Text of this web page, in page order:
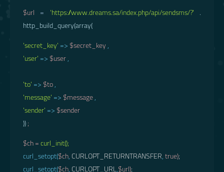
$url = 'https://www.dreams.sa/index.php/api/sendsms/?' .
http_build_query(array(
'secret_key'=>$secret_key,
'user'=>$user,
'to'=>$to,
'message'=>$message,
'sender'=>$sender
));
$ch =curl_init();
curl_setopt($ch,CURLOPT_RETURNTRANSFER,true);
curl_setopt($ch,CURLOPT_URL,$url);